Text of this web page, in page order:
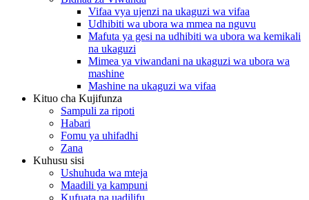
Vifaa vya ujenzi na ukaguzi wa vifaa
Udhibiti wa ubora wa mmea na nguvu
Mafuta ya gesi na udhibiti wa ubora wa kemikali
na ukaguzi
Mimea ya viwandani na ukaguzi wa ubora wa
mashine
Mashine na ukaguzi wa vifaa
Kituo cha Kujifunza
Sampuli za ripoti
Habari
Fomu ya uhifadhi
Zana
Kuhusu sisi
Ushuhuda wa mteja
Maadili ya kampuni
Kufuata na uadilifu